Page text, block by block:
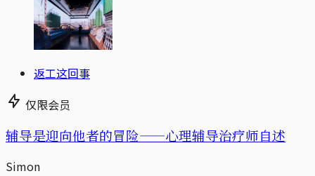
返工这回事
仅限会员
辅导是迎向他者的冒险——心理辅导治疗师自述
Simon